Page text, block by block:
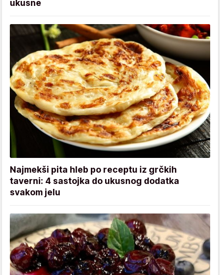
ukusne
Najmekši pita hleb po receptu iz grčkih
taverni: 4 sastojka do ukusnog dodatka
svakom jelu